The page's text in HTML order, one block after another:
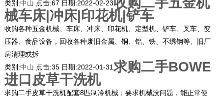
类别:中山 点击:67 日期:2022-02-23
械车床|冲床|印花机|铲车
收购各种五金机械、车床、冲床、印花机、定型机、铲车、叉车、变
压器、食品设备，回收各种废旧金属、铜、铝、铁、不绣钢等、旧厂
房清理或拆
类别:中山 点击:35 日期:2022-01-31 求购二手BOWE
进口皮草干洗机
求购二手皮草干洗机配套8匹制冷机械；要求机械没问题，能正常使